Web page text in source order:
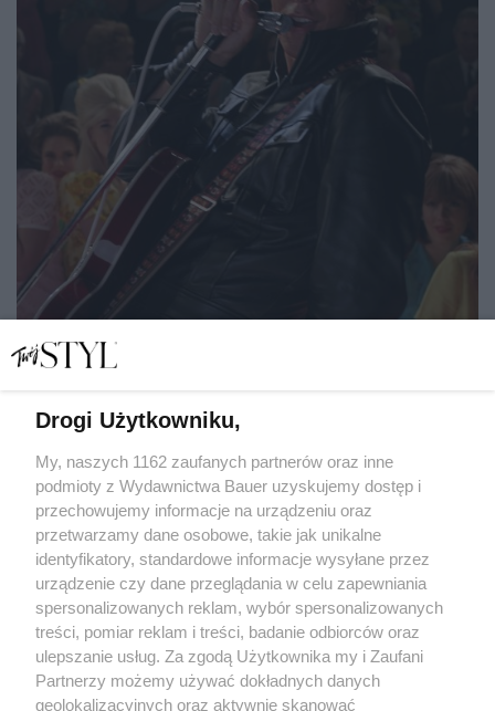
Butlerem. Czy faktycznie rzuca widownię na kolana?
ANNA GRZELCZAK
KULTURA
Drogi Użytkowniku,
My, naszych 1162 zaufanych partnerów oraz inne
podmioty z Wydawnictwa Bauer uzyskujemy dostęp i
przechowujemy informacje na urządzeniu oraz
przetwarzamy dane osobowe, takie jak unikalne
identyfikatory, standardowe informacje wysyłane przez
urządzenie czy dane przeglądania w celu zapewniania
spersonalizowanych reklam, wybór spersonalizowanych
treści, pomiar reklam i treści, badanie odbiorców oraz
ulepszanie usług. Za zgodą Użytkownika my i Zaufani
Partnerzy możemy używać dokładnych danych
geolokalizacyjnych oraz aktywnie skanować